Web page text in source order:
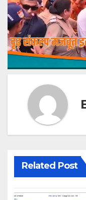
Related Post